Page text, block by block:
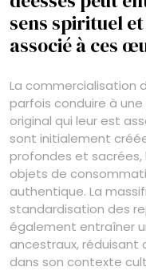
sens spirituel
associé à ces
La commercialisation
parfois conduire à
original qui leur est
sont initialement
profondes et
objets de
authentique. La
standardisation des
également entraîner
ancestraux, réduisant
dans son contexte